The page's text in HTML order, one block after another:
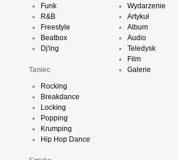
Funk
R&B
Freestyle
Beatbox
Dj'ing
Taniec
Rocking
Breakdance
Locking
Popping
Krumping
Hip Hop Dance
Wydarzenie
Artykuł
Album
Audio
Teledysk
Film
Galerie